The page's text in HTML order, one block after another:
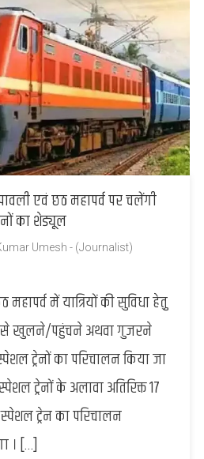
एवं छठ महापर्व पर चलेंगी
का शेड्यूल
Umesh - (Journalist)
में यात्रियों की सुविधा हेतु़
से खुलने/पहुंचने अथवा गुजरने
ट्रेनों का परिचालन किया जा
ट्रेनों के अलावा अतिरिक्त 17
ट्रेन का परिचालन
। […]